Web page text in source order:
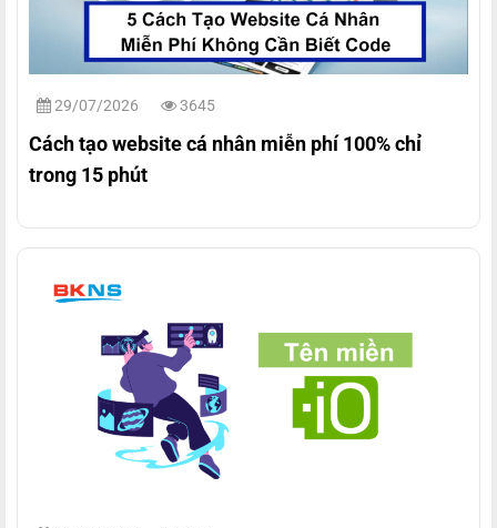
29/07/2026 3645
Cách tạo website cá nhân miễn phí 100% chỉ
trong 15 phút